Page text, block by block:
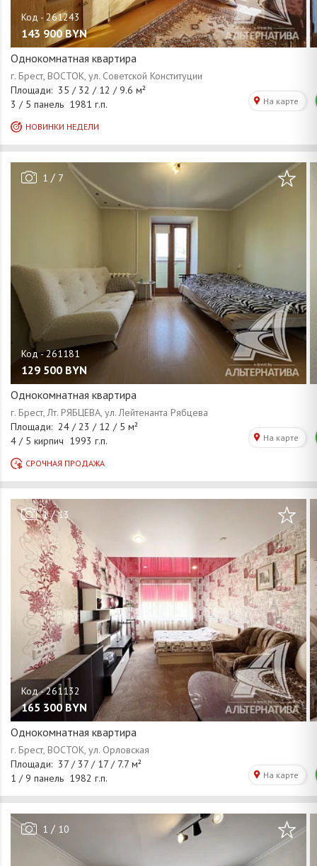
143 900 BYN
Однокомнатная квартира
1 / 7
129 500 BYN
Однокомнатная квартира
1/13
165 300 BYN
Однокомнатная квартира
1 / 10